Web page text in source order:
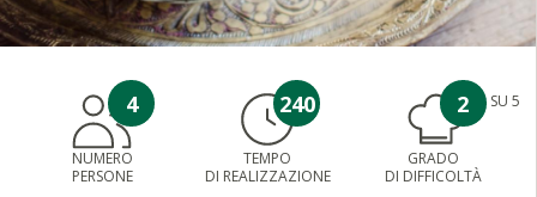
4
NUMERO
PERSONE
240
TEMPO
DI REALIZZAZIONE
2 SU 5
GRADO
DI DIFFICOLTÀ